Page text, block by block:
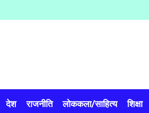
देश राजनीति लोककला/साहित्य शिक्षा